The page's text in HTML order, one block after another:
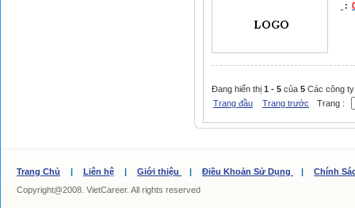
:
Đang hiển thị 1 - 5 của 5 Các công ty
Trang đầu
Trang trước Trang :
Trang Chủ | Liên hệ | Giới thiệu | Điều Khoản Sử Dụng |
Chính
Copyright@2008. VietCareer. All rights reserved